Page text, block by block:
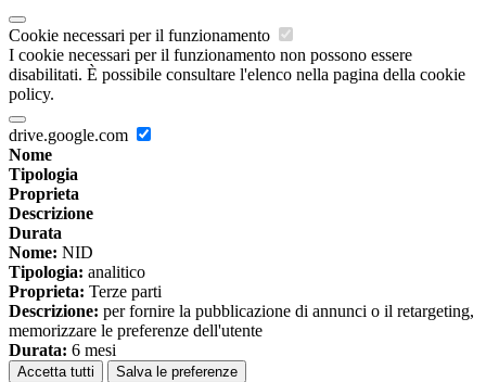
Cookie necessari per il funzionamento
I cookie necessari per il funzionamento non possono essere
disabilitati. È possibile consultare l'elenco nella pagina della cookie
policy.
drive.google.com
Nome
Tipologia
Proprieta
Descrizione
Durata
Nome: NID
Tipologia: analitico
Proprieta: Terze parti
Descrizione: per fornire la pubblicazione di annunci o il retargeting,
memorizzare le preferenze dell'utente
Durata: 6 mesi
Accetta tutti Salva le preferenze